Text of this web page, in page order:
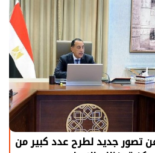
تصور جديد لطرح عدد كبير من